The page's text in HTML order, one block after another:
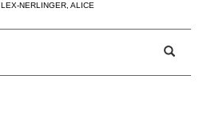
LEX-NERLINGER, ALICE